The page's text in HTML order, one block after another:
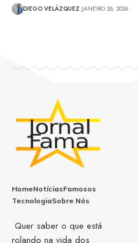
DIEGO VELÁZQUEZ JANEIRO 26, 2026
HomeNotíciasFamosos
TecnologiaSobre Nós
Quer saber o que está
rolando na vida dos